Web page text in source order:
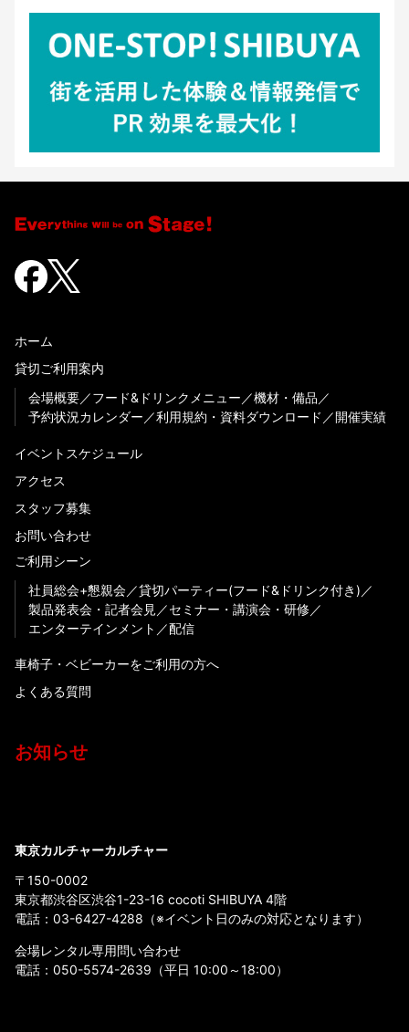
ホーム
貸切ご利用案内
会場概要
フード&ドリンクメニュー
機材・備品
予約状況カレンダー
利用規約・資料ダウンロード 開催実績
イベントスケジュール
アクセス
スタッフ募集
お問い合わせ
ご利用シーン
社員総会+懇親会
貸切パーティー(フード&ドリンク付き)
製品発表会・記者会見
セミナー・講演会・研修
エンターテインメント
配信
車椅子・ベビーカーをご利用の方へ
よくある質問
お知らせ
東京カルチャーカルチャー
〒150-0002
東京都渋谷区渋谷1-23-16 cocoti SHIBUYA 4階
電話： 03-6427-4288 （※イベント日のみの対応となります）
会場レンタル専用問い合わせ
電話： 050-5574-2639 （平日 10:00～18:00）